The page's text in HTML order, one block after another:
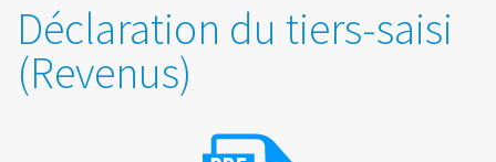
Déclaration du tiers-saisi
(Revenus)